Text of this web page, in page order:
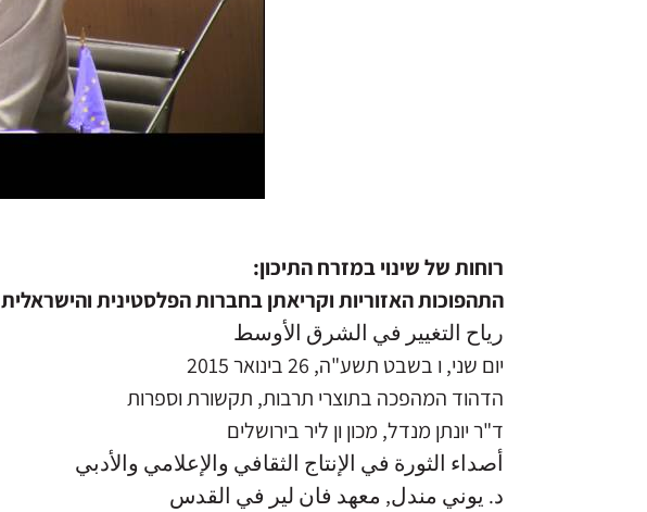
רוחות של שינוי במזרח התיכון:
התהפוכות האזוריות וקריאתן בחברות הפלסטינית והישראלית
رياح التغيير في الشرق الأوسط
יום שני, ו בשבט תשע"ה, 26 בינואר 2015
הדהוד המהפכה בתוצרי תרבות, תקשורת וספרות
ד"ר יונתן מנדל, מכון ון ליר בירושלים
أصداء الثورة في الإنتاج الثقافي والإعلامي والأدبي
د. يوني مندل, معهد فان لير في القدس